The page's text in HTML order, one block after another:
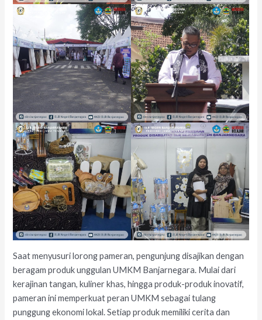
Saat menyusuri lorong pameran, pengunjung disajikan dengan
beragam produk unggulan UMKM Banjarnegara. Mulai dari
kerajinan tangan, kuliner khas, hingga produk-produk inovatif,
pameran ini memperkuat peran UMKM sebagai tulang
punggung ekonomi lokal. Setiap produk memiliki cerita dan